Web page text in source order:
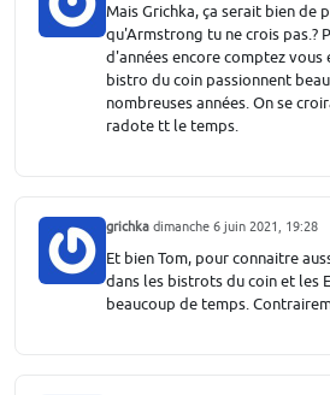
Mais Grichka, ça serait bien de
qu'Armstrong tu ne crois pas.?
d'années encore comptez vous
bistro du coin passionnent
nombreuses années. On se
radote tt le temps.
grichka dimanche 6 juin 2021, 19:28
Et bien Tom, pour connaitre
dans les bistrots du coin et les
beaucoup de temps.